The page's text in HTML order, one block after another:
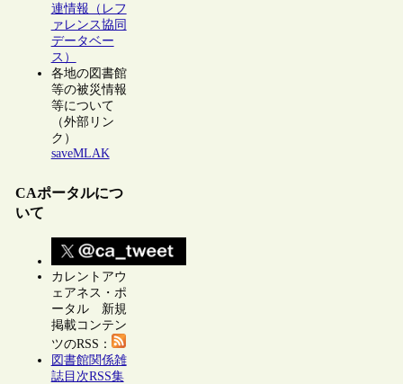
連情報（レフ
ァレンス協同
データベー
ス）
各地の図書館
等の被災情報
等について
（外部リン
ク）
saveMLAK
CAポータルにつ
いて
カレントアウ
ェアネス・ポ
ータル 新規
掲載コンテン
ツのRSS：
図書館関係雑
誌目次RSS集